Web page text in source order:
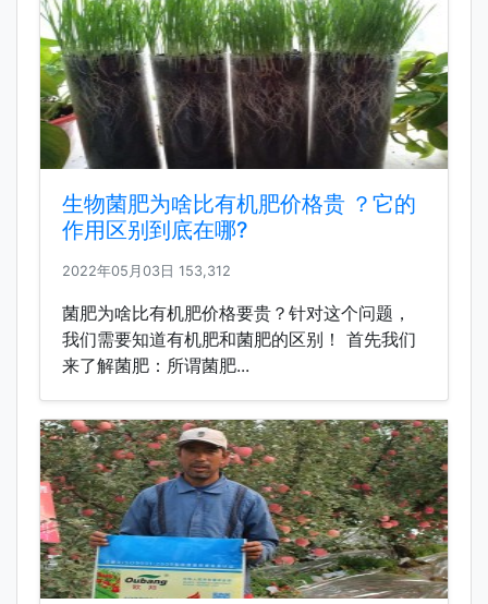
生物菌肥为啥比有机肥价格贵 ？它的
作用区别到底在哪?
2022年05月03日 153,312
菌肥为啥比有机肥价格要贵？针对这个问题，
我们需要知道有机肥和菌肥的区别！ 首先我们
来了解菌肥：所谓菌肥...